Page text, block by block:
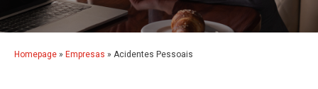
Homepage » Empresas » Acidentes Pessoais